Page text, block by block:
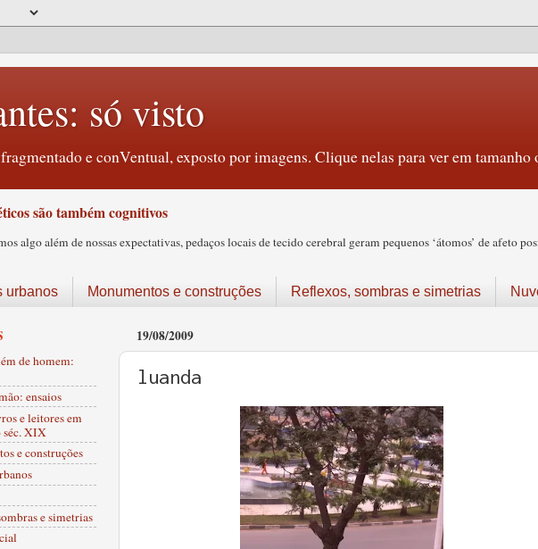
só visto
e conVentual, exposto por imagens. Clique nelas para ver em tamanho
são também cognitivos
algo além de nossas expectativas, pedaços locais de tecido cerebral geram pequenos ‘átomos’ de afeto
urbanos Monumentos e construções Reflexos, sombras e simetrias
19/08/2009
luanda
de homem:
ensaios
e leitores em
séc. XIX
e construções
e simetrias